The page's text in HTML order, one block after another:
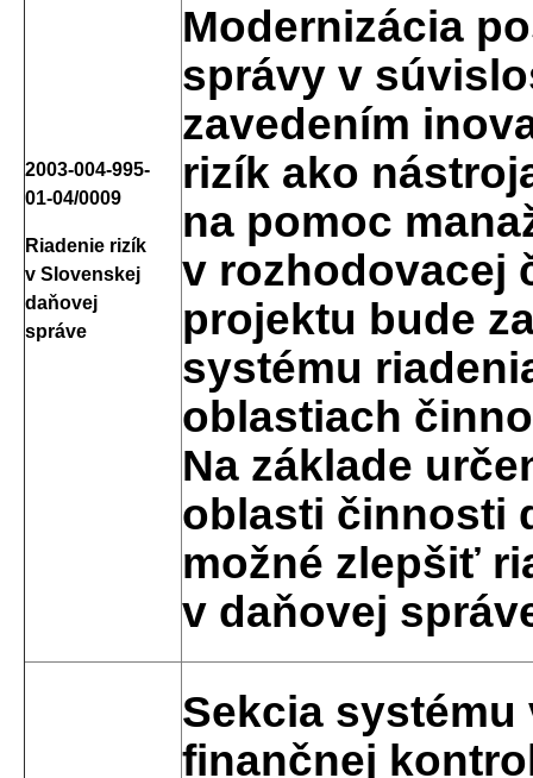
2003-004-995-
01-04/0009
Riadenie rizík
v Slovenskej
daňovej
správe
Modernizácia
správy v
zavedením
rizík ako
na pomoc
v rozhodovacej
projektu bude
systému
oblastiach
Na základe
oblasti činnosti
možné zlepšiť
v daňovej
Sekcia
finančnej